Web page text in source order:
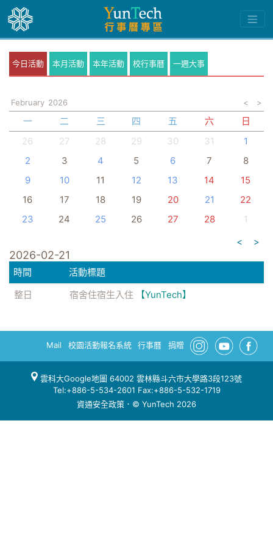
今日活動 本月活動 本年活動 校行事曆 一週大事
February 2026 < >
一 二 三 四 五 六
日
26
27 28 29 30 31
1
2
3 4 5 6 7
8
9
10 11 12 13 14
15
16
17 18 19 20 21
22
23
24 25 26 27 28
1
<
>
2026-02-21
時間
活動標題
整日
宿舍住宿生入住 【YunTech】
Mail 校園活動報名系統 行事曆 捐贈
雲科大Google地圖 64002 雲林縣斗六市大學路3段123號
Tel:+886-5-534-2601 Fax:+886-5-532-1719
資通安全政策 ．© YunTech 2026